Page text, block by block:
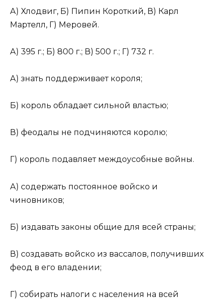
А) Хлодвиг, Б) Пипин Короткий, В) Карл
Мартелл, Г) Меровей.
А) 395 г.; Б) 800 г.; В) 500 г.; Г) 732 г.
А) знать поддерживает короля;
Б) король обладает сильной властью;
В) феодалы не подчиняются королю;
Г) король подавляет междоусобные войны.
А) содержать постоянное войско и
чиновников;
Б) издавать законы общие для всей страны;
В) создавать войско из вассалов, получивших
феод в его владении;
Г) собирать налоги с населения на всей